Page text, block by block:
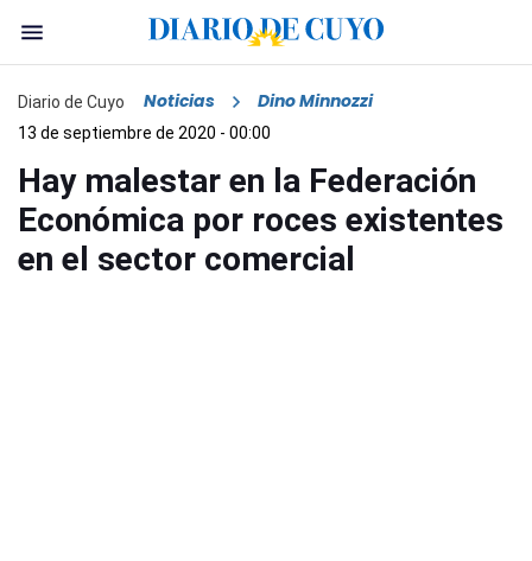
Diario de Cuyo Noticias Dino Minnozzi
13 de septiembre de 2020 - 00:00
Hay malestar en la Federación
Económica por roces existentes
en el sector comercial